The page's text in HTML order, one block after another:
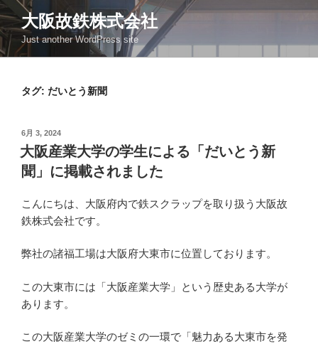
コ
ン
テ
ン
大阪故鉄株式会社
Just another WordPress site
タグ: だいとう新聞
投
稿
日:
6月 3, 2024
大阪産業大学の学生による「だいとう新
聞」に掲載されました
こんにちは、大阪府内で鉄スクラップを取り扱う大阪故
鉄株式会社です。
弊社の諸福工場は大阪府大東市に位置しております。
この大東市には「大阪産業大学」という歴史ある大学が
あります。
この大阪産業大学のゼミの一環で「魅力ある大東市を発